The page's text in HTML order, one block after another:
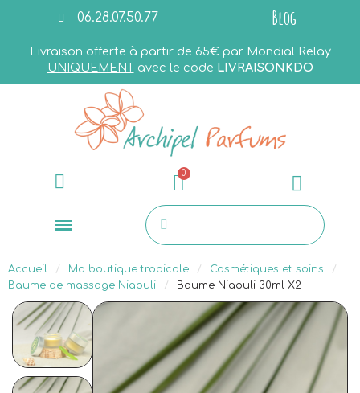
06.28.07.50.77 Blog
Livraison offerte à partir de 65€ par Mondial Relay
UNIQUEMENTavec le code LIVRAISONKDO
Accueil Ma boutique tropicale
Cosmétiques et soins
Baume de massage Niaouli
Baume Niaouli 30ml X2